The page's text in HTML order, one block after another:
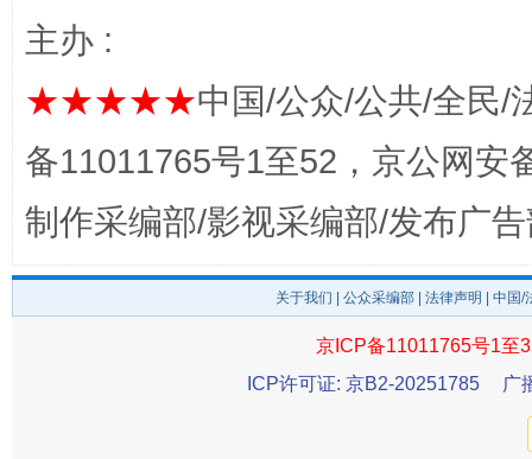
完善运行机制助力责任有效落实
东山县通报“牛蛙产品抗生素超标问题” 法
主办 :
★★★★★中国/公众/公共/全民/
备11011765号1至52，京公网安
制作采编部/影视采编部/发布广
关于我们 公众采编部 法律声明 | 中国
京ICP备11011765号1至
ICP许可证: 京B2-20251785
广